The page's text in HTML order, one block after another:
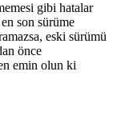
gibi hatalar
son sürüme
eski sürümü
önce
emin olun ki